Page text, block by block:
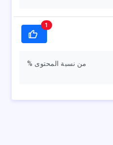
1
% من نسبة المحتوى